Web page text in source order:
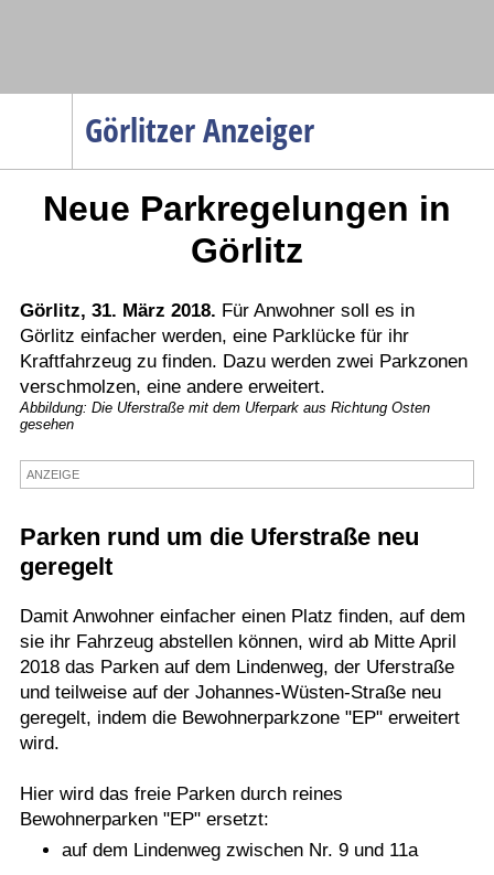
Görlitzer Anzeiger
Menüpunkte
Politik
Wirtschaft
Service
Verkehr
Gesundheit
Sport
Termine
Kostenlos
Neue Parkregelungen in
Görlitz
Görlitz, 31. März 2018. Für Anwohner soll es in
Görlitz einfacher werden, eine Parklücke für ihr
Kraftfahrzeug zu finden. Dazu werden zwei Parkzonen
verschmolzen, eine andere erweitert.
Abbildung: Die Uferstraße mit dem Uferpark aus Richtung Osten
gesehen
ANZEIGE
Parken rund um die Uferstraße neu
geregelt
Damit Anwohner einfacher einen Platz finden, auf dem
sie ihr Fahrzeug abstellen können, wird ab Mitte April
2018 das Parken auf dem Lindenweg, der Uferstraße
und teilweise auf der Johannes-Wüsten-Straße neu
geregelt, indem die Bewohnerparkzone "EP" erweitert
wird.
Hier wird das freie Parken durch reines
Bewohnerparken "EP" ersetzt:
auf dem Lindenweg zwischen Nr. 9 und 11a